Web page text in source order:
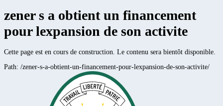
zener s a obtient un financement
pour lexpansion de son activite
Cette page est en cours de construction. Le contenu sera bientôt disponible.
Path: /zener-s-a-obtient-un-financement-pour-lexpansion-de-son-activite/